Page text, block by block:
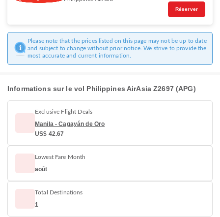
Réserver
Please note that the prices listed on this page may not be up to date
and subject to change without prior notice. We strive to provide the
most accurate and current information.
Informations sur le vol Philippines AirAsia Z2697 (APG)
Exclusive Flight Deals
Manila - Cagayán de Oro
US$ 42.67
Lowest Fare Month
août
Total Destinations
1